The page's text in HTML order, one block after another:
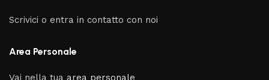
Scrivici o entra in contatto con noi
Area Personale
Vai nella tua area personale